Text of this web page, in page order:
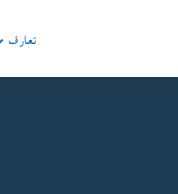
تعارف